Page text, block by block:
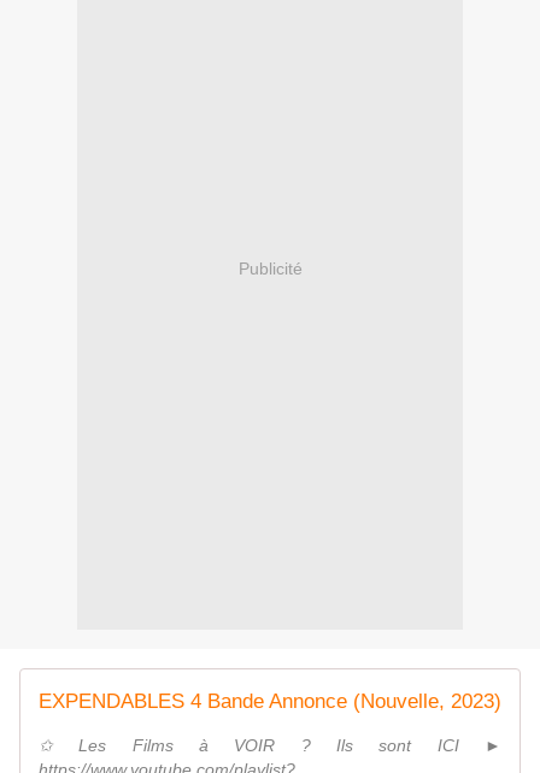
Publicité
EXPENDABLES 4 Bande Annonce (Nouvelle, 2023)
✩ Les Films à VOIR ? Ils sont ICI ►